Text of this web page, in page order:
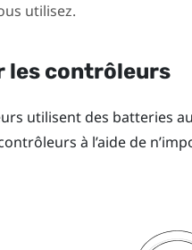
utilisez.
les contrôleurs
utilisent des batteries
à l’aide de